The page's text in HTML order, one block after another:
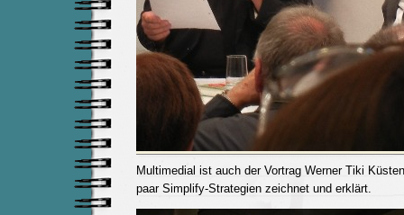
Multimedial ist auch der Vortrag Werner Tiki
paar Simplify-Strategien zeichnet und erklärt.